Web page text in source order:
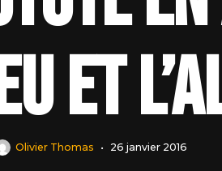
et
Olivier Thomas 26 janvier 2016